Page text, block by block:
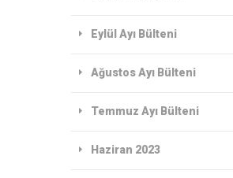
Eylül Ayı Bülteni
Ağustos Ayı Bülteni
Temmuz Ayı Bülteni
Haziran 2023